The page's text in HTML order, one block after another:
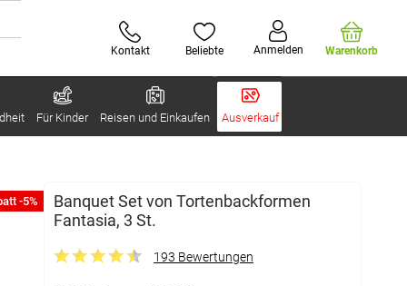
Kontakt Beliebte Anmelden Warenkorb
Für Kinder Reisen und Einkaufen Ausverkauf
-5%
Banquet Set von Tortenbackformen
Fantasia, 3 St.
193 Bewertungen